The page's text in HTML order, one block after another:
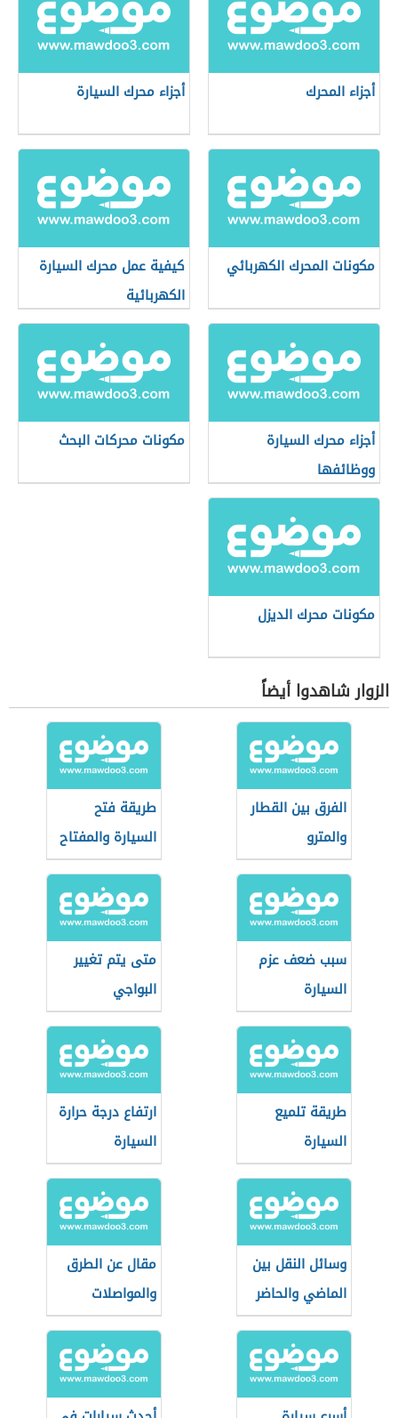
أجزاء المحرك أجزاء محرك السيارة
مكونات المحرك الكهربائي
كيفية عمل محرك السيارة
الكهربائية
أجزاء محرك السيارة
ووظائفها
مكونات محركات البحث
مكونات محرك الديزل
الزوار شاهدوا أيضاً
الفرق بين القطار
والمترو
طريقة فتح
السيارة والمفتاح
داخلها
سبب ضعف عزم
السيارة
متى يتم تغيير
البواجي
طريقة تلميع
السيارة
ارتفاع درجة حرارة
السيارة
وسائل النقل بين
الماضي والحاضر
مقال عن الطرق
والمواصلات